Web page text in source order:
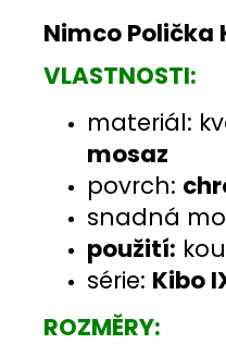
Nimco Polička
VLASTNOSTI:
materiál:
mosaz
povrch:
snadná
použití:
série: Kibo
ROZMĚRY: